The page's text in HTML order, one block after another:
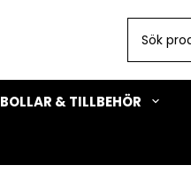
BOLLAR & TILLBEHÖR